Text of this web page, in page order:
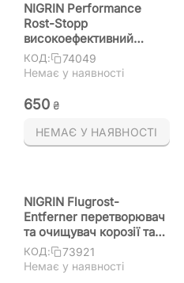
NIGRIN Performance
Rost-Stopp
високоефективний
економний 3-годинний
видальник іржі з
індикатором
(Німеччина) 200 мл з
пензлем у комплекті
КОД:
74049
Немає у наявності
‍650‍ ₴
НЕМАЄ У НАЯВНОСТІ
NIGRIN Flugrost-
Entferner перетворювач
та очищувач корозії та
плівки іржі 500 мл
КОД:
73921
Немає у наявності